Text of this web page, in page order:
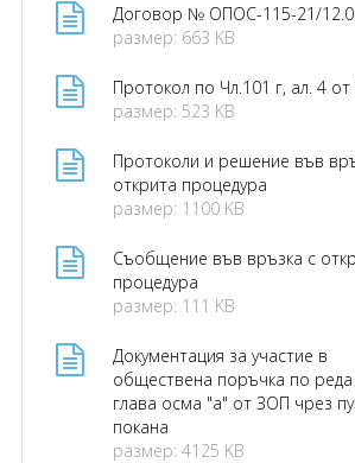
Договор № ОПОС-115-21/
размер: 663 KB
Протокол по Чл.101 г, ал. 4
размер: 523 KB
Протоколи и решение във
открита процедура
размер: 1100 KB
Съобщение във връзка с
процедура
размер: 111 KB
Документация за участие в
обществена поръчка по реда
глава осма "а" от ЗОП чрез
покана
размер: 4125 KB